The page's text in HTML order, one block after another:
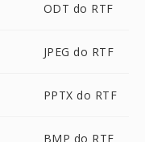
ODT do RTF
JPEG do RTF
PPTX do RTF
BMP do RTF